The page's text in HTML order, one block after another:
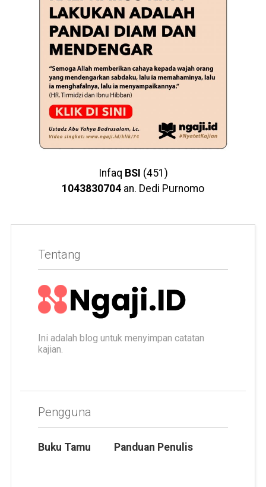
Infaq BSI (451)
1043830704 an. Dedi Purnomo
Tentang
Ini adalah blog untuk menyimpan catatan
kajian.
Pengguna
Buku Tamu Panduan Penulis